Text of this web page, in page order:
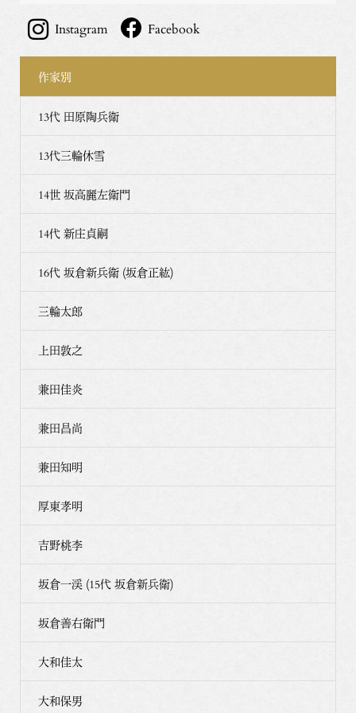
Instagram Facebook
作家別
13代 田原陶兵衛
13代三輪休雪
14世 坂高麗左衛門
14代 新庄貞嗣
16代 坂倉新兵衛 (坂倉正紘)
三輪太郎
上田敦之
兼田佳炎
兼田昌尚
兼田知明
厚東孝明
吉野桃李
坂倉一渓 (15代 坂倉新兵衛)
坂倉善右衛門
大和佳太
大和保男